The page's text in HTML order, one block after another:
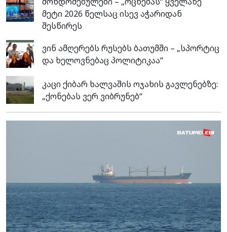
მეტი 2026 წელსაც ისევ აჭარიდან
შესწირეს
ვინ ამღერებს რუსებს ბათუმში – „სპორტიც
და ხელოვნებაც პოლიტიკაა“
კაცი ქიბარ ხალვაშის ოჯახის გავლენებზე:
„ქონებას ვერ ვიბრუნებ“